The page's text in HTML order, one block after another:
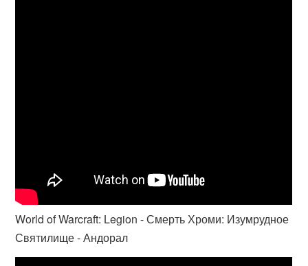
World of Warcraft: Legion - Смерть Хроми: Изумрудное
Святилище - Андорал